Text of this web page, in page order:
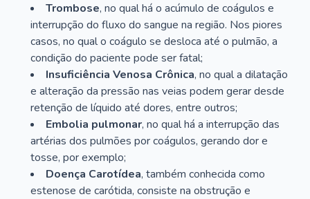
Trombose, no qual há o acúmulo de coágulos e
interrupção do fluxo do sangue na região. Nos piores
casos, no qual o coágulo se desloca até o pulmão, a
condição do paciente pode ser fatal;
Insuficiência Venosa Crônica, no qual a dilatação
e alteração da pressão nas veias podem gerar desde
retenção de líquido até dores, entre outros;
Embolia pulmonar, no qual há a interrupção das
artérias dos pulmões por coágulos, gerando dor e
tosse, por exemplo;
Doença Carotídea, também conhecida como
estenose de carótida, consiste na obstrução e